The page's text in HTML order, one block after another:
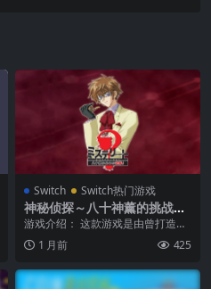
Switch Switch热门游戏
神秘侦探～八十神薰的挑战！
|ミステリート～八十神かお
游戏介绍： 这款游戏是由曾打造过
众多经典冒险游戏的开发者菅野广
之所创作的代表作之...
1 月前 425